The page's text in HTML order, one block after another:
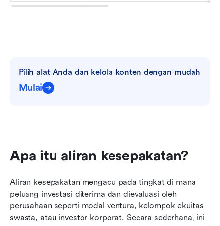
Pilih alat Anda dan kelola konten dengan mudah
Mulai
Apa itu aliran kesepakatan?
Aliran kesepakatan mengacu pada tingkat di mana
peluang investasi diterima dan dievaluasi oleh
perusahaan seperti modal ventura, kelompok ekuitas
swasta, atau investor korporat. Secara sederhana, ini